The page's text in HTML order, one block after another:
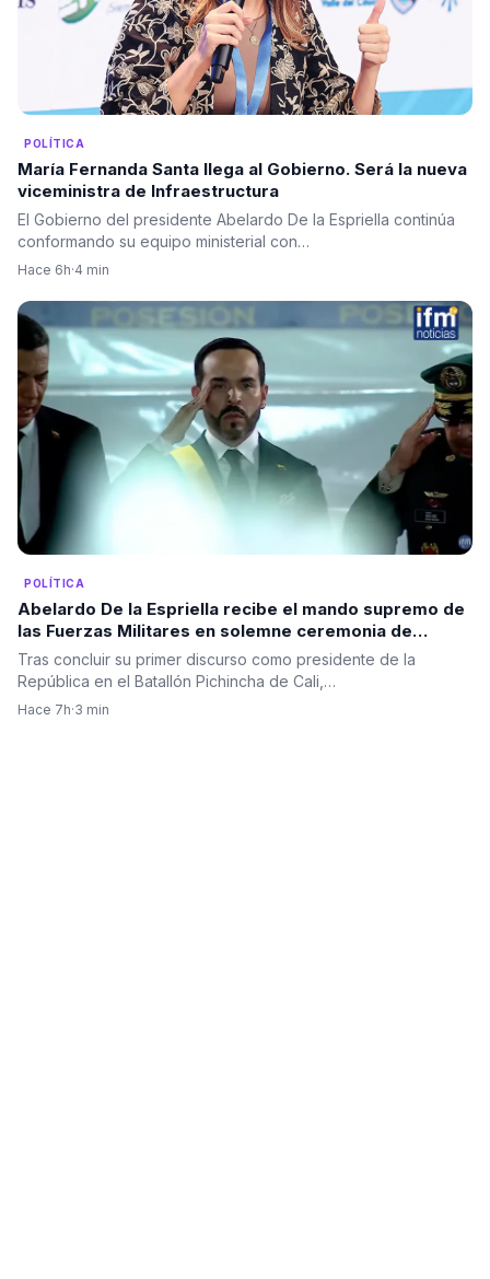
POLÍTICA
María Fernanda Santa llega al Gobierno. Será la nueva
viceministra de Infraestructura
El Gobierno del presidente Abelardo De la Espriella continúa
conformando su equipo ministerial con…
Hace 6h·4 min
POLÍTICA
Abelardo De la Espriella recibe el mando supremo de
las Fuerzas Militares en solemne ceremonia de
reconocimiento de tropas
Tras concluir su primer discurso como presidente de la
República en el Batallón Pichincha de Cali,…
Hace 7h·3 min